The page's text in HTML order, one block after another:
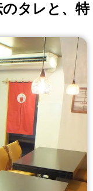
タレと、特